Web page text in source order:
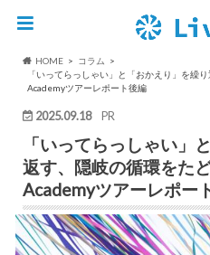
HOME
コラム
「いってらっしゃい」と「おかえり」を繰
Academyツアーレポート後編
2025.09.18 PR
「いってらっしゃい」
返す、隠岐の循環をた
Academyツアーレポー